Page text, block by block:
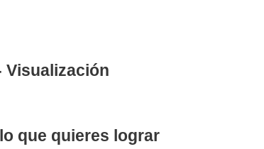
Visualización
que quieres lograr